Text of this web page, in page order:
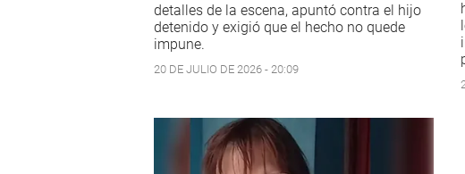
detalles de la escena, apuntó contra el hijo
detenido y exigió que el hecho no quede
impune.
20 DE JULIO DE 2026 - 20:09